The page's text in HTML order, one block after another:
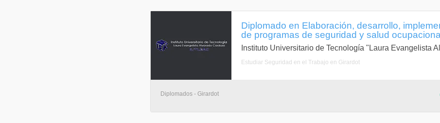
Diplomado en Elaboración, desarrollo,
de programas de seguridad y salud
Instituto Universitario de Tecnología "Laura Evangelista
Estudiar Seguridad en el Trabajo en Girardot
Diplomados - Girardot